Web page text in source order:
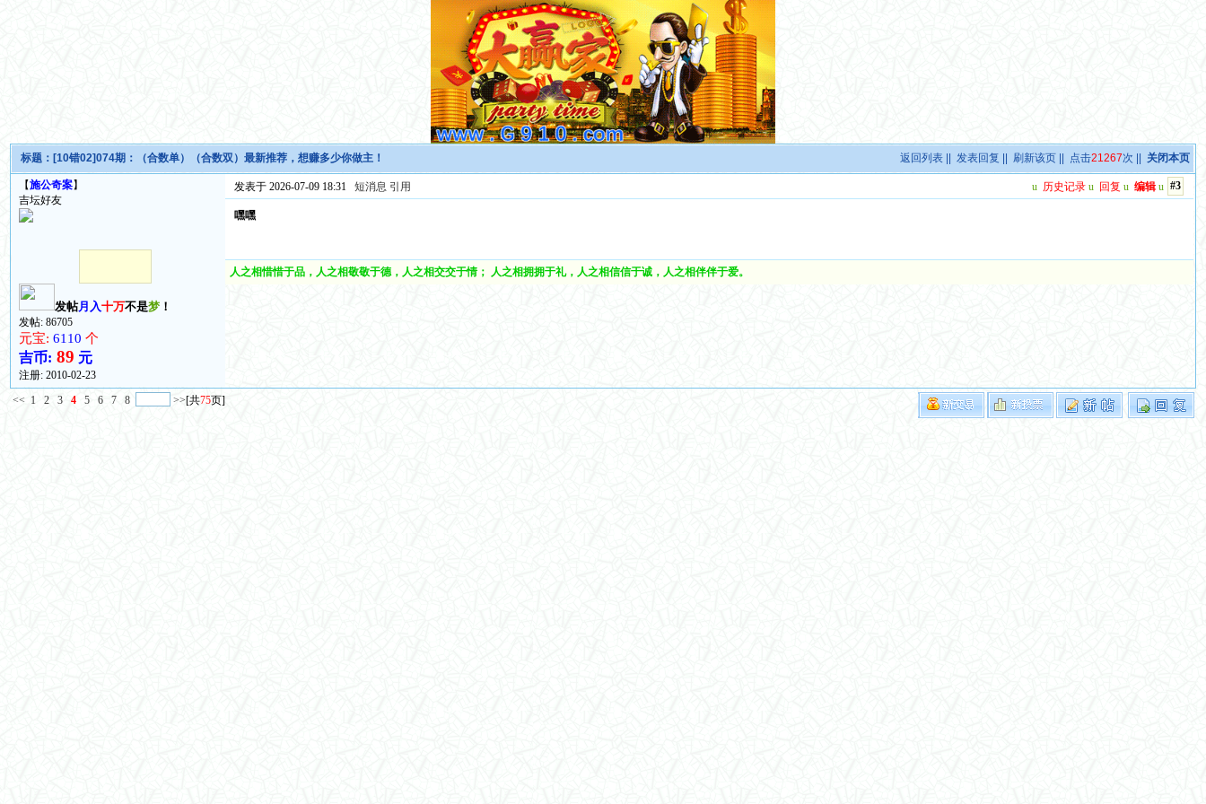
返回列表 ||发表回复 ||刷新该页 || 点击21267次 || 关闭本页
标题： [10错02]074期：（合数单）（合数双）最新推荐，想赚多少你做主！
【施公奇案】
吉坛好友
发帖月入十万不是梦 ！
发帖: 86705
元宝: 6110个
吉币: 89 元
注册:2010-02-23
#3
u 历史记录 u 回复 u 编辑 u
发表于 2026-07-09 18:31短消息 引用
嘿嘿
人之相惜惜于品，人之相敬敬于德，人之相交交于情； 人之相拥拥于礼，人之相信信于诚，人之相伴伴于爱。
<< 1 2 3 4 5 6 7 8 >>[共75页]